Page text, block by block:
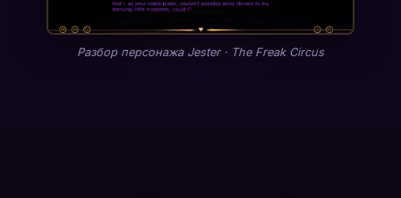
Разбор персонажа Jester · The Freak Circus